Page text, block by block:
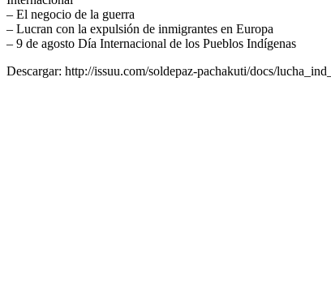
– El negocio de la guerra
– Lucran con la expulsión de inmigrantes en Europa
– 9 de agosto Día Internacional de los Pueblos Indígenas
Descargar: http://issuu.com/soldepaz-pachakuti/docs/